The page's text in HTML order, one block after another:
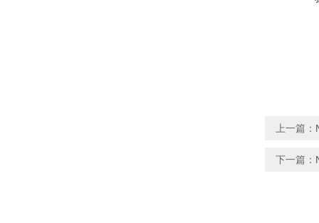
上一篇：
下一篇：